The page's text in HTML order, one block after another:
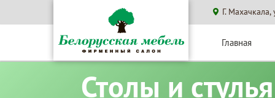
Г.
Главная
Столы и стулья